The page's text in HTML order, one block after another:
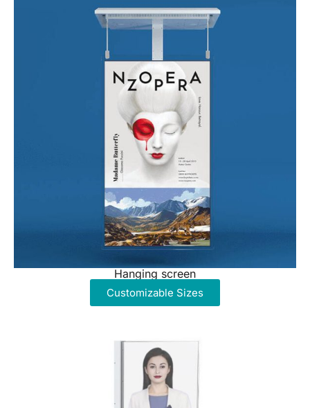
Hanging screen
Customizable Sizes